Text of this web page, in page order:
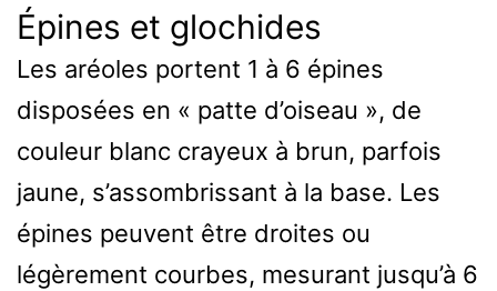
Épines et glochides
Les aréoles portent 1 à 6 épines
disposées en « patte d’oiseau », de
couleur blanc crayeux à brun, parfois
jaune, s’assombrissant à la base. Les
épines peuvent être droites ou
légèrement courbes, mesurant jusqu’à 6